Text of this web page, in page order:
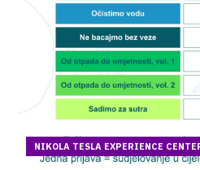
NIKOLA TESLA EXPERIENCE